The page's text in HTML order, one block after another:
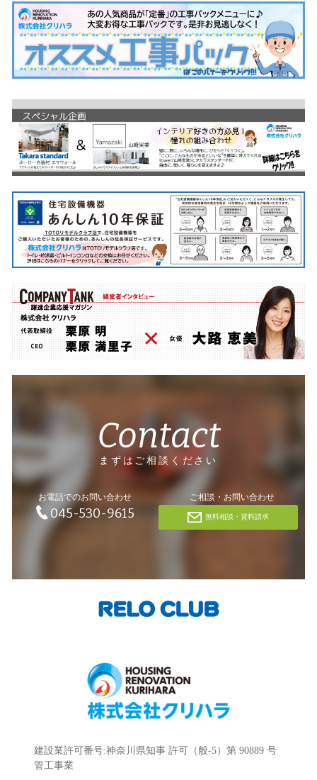
Contact
まずはご相談ください
お電話でのお問い合わせ
045-530-9615
ご相談・お問い合わせ
無料相談・資料請求
建設業許可番号:神奈川県知事 許可（般-5）第 90889 号
管工事業